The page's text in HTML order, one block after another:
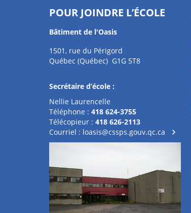
POUR JOINDRE L’ÉCOLE
Bâtiment de l'Oasis
1501, rue du Périgord
Québec (Québec) G1G 5T8
Secrétaire d’école :
Nellie Laurencelle
Téléphone : 418 624-3755
Télécopieur : 418 626-2113
Courriel : loasis@cssps.gouv.qc.ca